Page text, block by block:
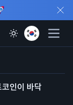
인이 바닥